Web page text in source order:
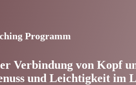
Programm
Verbindung von Kopf
und Leichtigkeit im